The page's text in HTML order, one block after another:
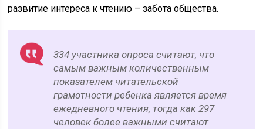
развитие интереса к чтению – забота общества.
334 участника опроса считают, что
самым важным количественным
показателем читательской
грамотности ребенка является время
ежедневного чтения, тогда как 297
человек более важными считают